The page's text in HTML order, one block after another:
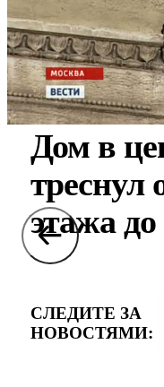
Дом в
треснул
этажа
СЛЕДИТЕ ЗА
НОВОСТЯМИ: